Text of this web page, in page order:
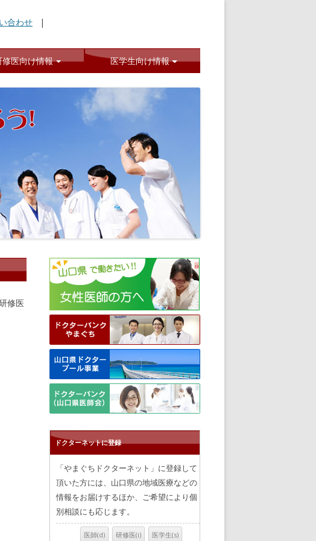
合わせ |
修医向け情報 医学生向け情報
修医
ドクターネットに登録
「やまぐちドクターネット」に登録して
頂いた方には、山口県の地域医療などの
情報をお届けするほか、ご希望により個
別相談にも応じます。